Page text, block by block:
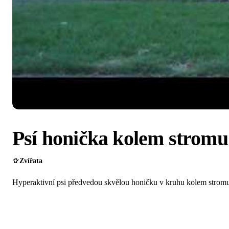
Psí honička kolem stromu
Zvířata
Hyperaktivní psi předvedou skvělou honičku v kruhu kolem